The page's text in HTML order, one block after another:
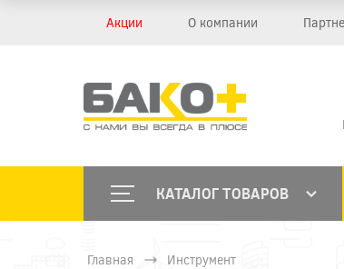
Акции О компании
КАТАЛОГ ТОВАРОВ
Главная Инструмент